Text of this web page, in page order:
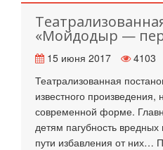
«Мойдодыр —
15 июня 2017 4103
Театрализованная
известного произведения,
современной форме.
детям пагубность
пути избавления от них…